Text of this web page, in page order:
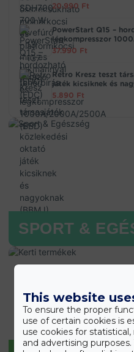
20.990 Ft
PowerStart Q15 –
légkompresszor
37.990 Ft
Retro Kresz teszt
játék kicsiknek és
5.890 Ft
SPORT &
This website
To ensure the proper
use of certain cookies is
use cookies for
and advertising